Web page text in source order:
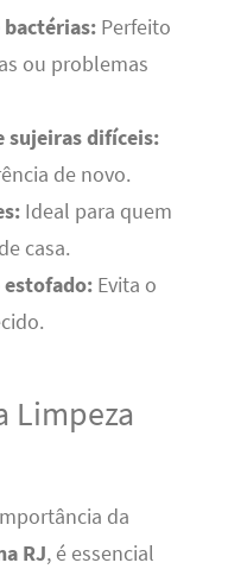
bactérias:Perfeito
ou problemas
sujeiras difíceis:
de novo.
Ideal para quem
casa.
Evita o
Limpeza
da
RJ, é essencial